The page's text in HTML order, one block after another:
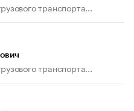
транспорта...
транспорта...